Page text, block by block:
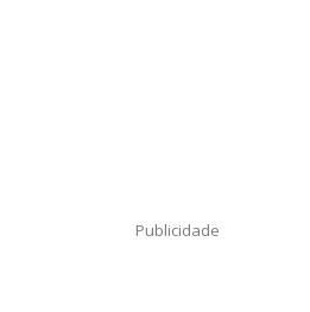
Publicidade